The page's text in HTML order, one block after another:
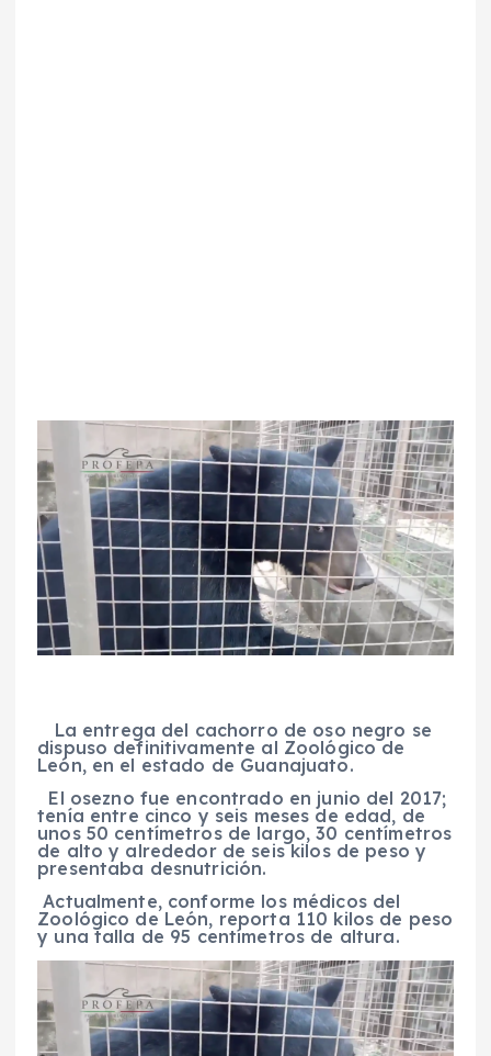
La entrega del cachorro de oso negro se
dispuso definitivamente al Zoológico de
León, en el estado de Guanajuato.
El osezno fue encontrado en junio del 2017;
tenía entre cinco y seis meses de edad, de
unos 50 centímetros de largo, 30 centímetros
de alto y alrededor de seis kilos de peso y
presentaba desnutrición.
Actualmente, conforme los médicos del
Zoológico de León, reporta 110 kilos de peso
y una talla de 95 centímetros de altura.